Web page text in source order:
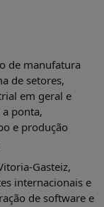
de manufatura
de setores,
em geral e
ponta,
e produção
Gasteiz,
internacionais e
de software e